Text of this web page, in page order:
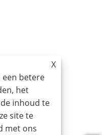
X
een betere
het
inhoud te
site te
met ons